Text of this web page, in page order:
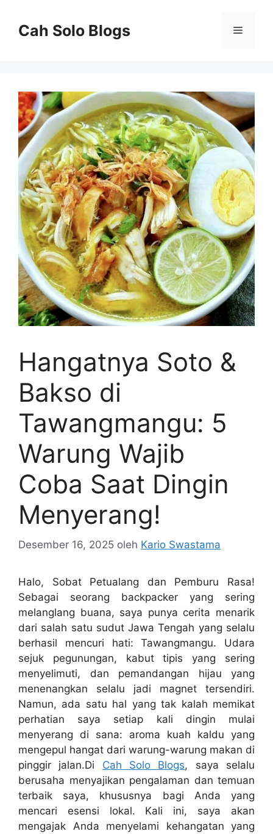
Cah Solo Blogs Menu
Hangatnya Soto &
Bakso di
Tawangmangu: 5
Warung Wajib
Coba Saat Dingin
Menyerang!
Desember 16, 2025 oleh Kario Swastama
Halo, Sobat Petualang dan Pemburu Rasa!
Sebagai seorang backpacker yang sering
melanglang buana, saya punya cerita menarik
dari salah satu sudut Jawa Tengah yang selalu
berhasil mencuri hati: Tawangmangu. Udara
sejuk pegunungan, kabut tipis yang sering
menyelimuti, dan pemandangan hijau yang
menenangkan selalu jadi magnet tersendiri.
Namun, ada satu hal yang tak kalah memikat
perhatian saya setiap kali dingin mulai
menyerang di sana: aroma kuah kaldu yang
mengepul hangat dari warung-warung makan di
pinggir jalan.Di Cah Solo Blogs, saya selalu
berusaha menyajikan pengalaman dan temuan
terbaik saya, khususnya bagi Anda yang
mencari esensi lokal. Kali ini, saya akan
mengajak Anda menyelami kehangatan yang